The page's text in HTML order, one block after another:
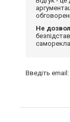
Не
Введіть email: